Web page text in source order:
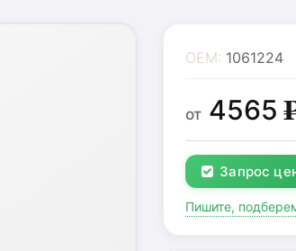
OEM: 1061224
от 4565
Запрос
Пишите,